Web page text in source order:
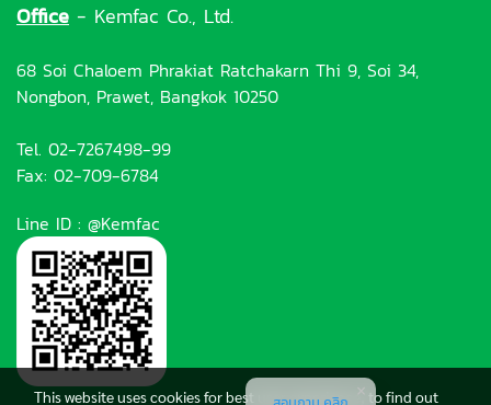
Office - Kemfac Co., Ltd.
68 Soi Chaloem Phrakiat Ratchakarn Thi 9, Soi 34,
Nongbon, Prawet, Bangkok 10250
Tel. 02-7267498-99
Fax: 02-709-6784
Line ID : @Kemfac
This website uses cookies for best user experience, to find out